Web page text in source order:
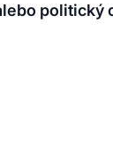
politický